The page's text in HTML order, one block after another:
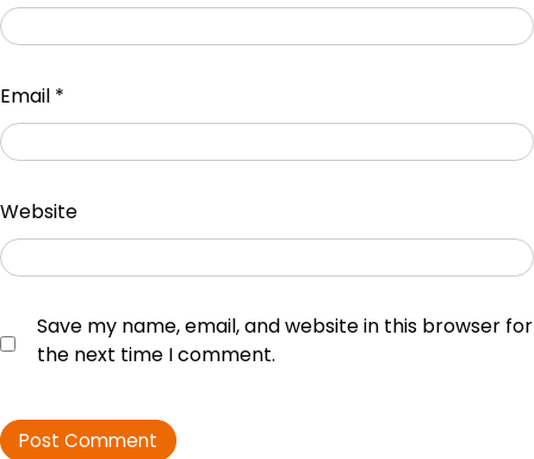
Email *
Website
Save my name, email, and website in this browser for
the next time I comment.